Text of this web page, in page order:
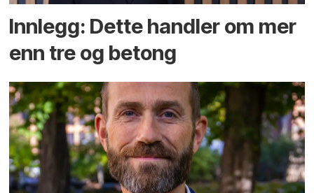
Innlegg: Dette handler om mer
enn tre og betong